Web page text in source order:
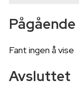
Pågående
Fant ingen å vise
Avsluttet